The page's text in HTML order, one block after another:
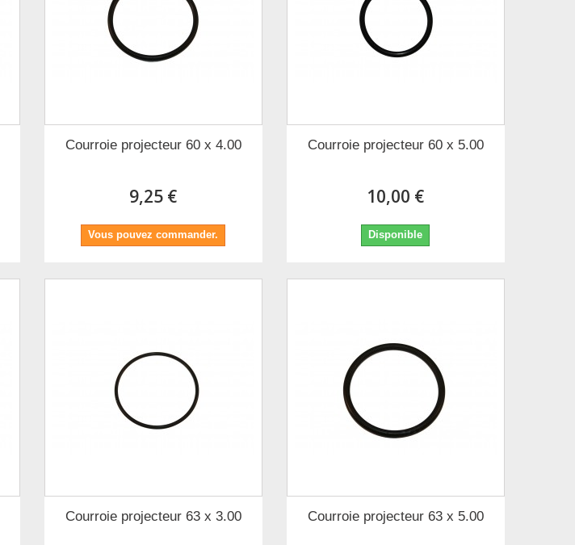
Courroie projecteur 60 x 4.00
9,25 €
Vous pouvez commander.
Courroie projecteur 60 x 5.00
10,00 €
Disponible
Courroie projecteur 63 x 3.00 Courroie projecteur 63 x 5.00